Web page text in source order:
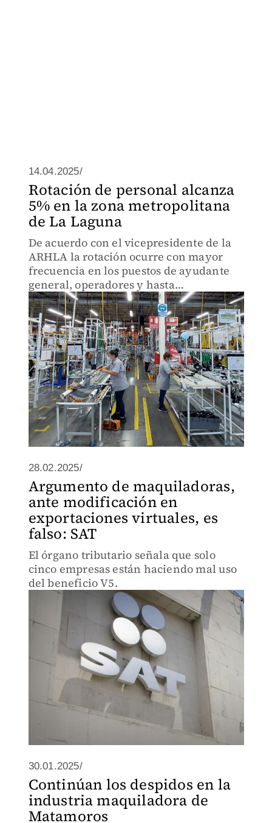
14.04.2025/
Rotación de personal alcanza
5% en la zona metropolitana
de La Laguna
De acuerdo con el vicepresidente de la
ARHLA la rotación ocurre con mayor
frecuencia en los puestos de ayudante
general, operadores y hasta
supervisores.
28.02.2025/
Argumento de maquiladoras,
ante modificación en
exportaciones virtuales, es
falso: SAT
El órgano tributario señala que solo
cinco empresas están haciendo mal uso
del beneficio V5.
30.01.2025/
Continúan los despidos en la
industria maquiladora de
Matamoros